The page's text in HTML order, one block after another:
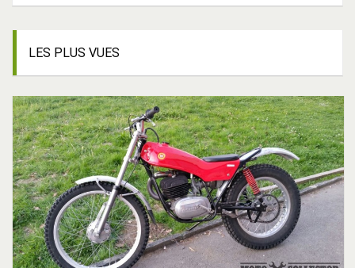
LES PLUS VUES